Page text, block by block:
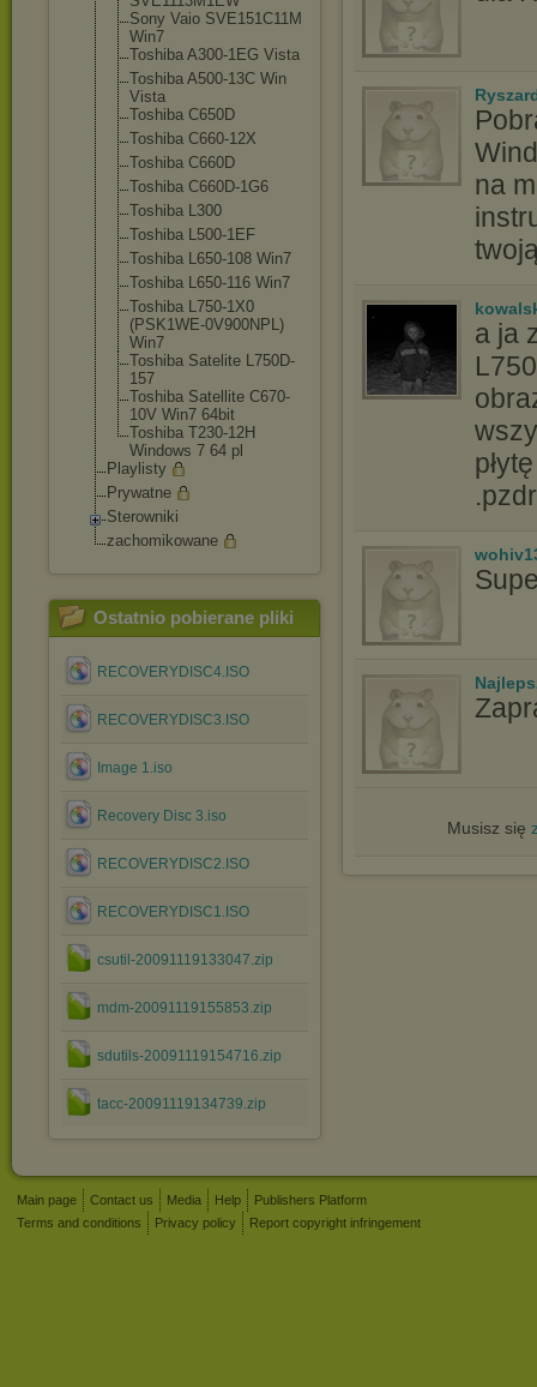
Sony Vaio SVE151C11M
Win7
Toshiba A300-1EG Vista
Toshiba A500-13C Win
Vista
Toshiba C650D
Toshiba C660-12X
Toshiba C660D
Toshiba C660D-1G6
Toshiba L300
Toshiba L500-1EF
Toshiba L650-108 Win7
Toshiba L650-116 Win7
Toshiba L750-1X0
(PSK1WE-0V900N PL)
Win7
Toshiba Satelite L750D-
157
Toshiba Satellite C670-
10V Win7 64bit
Toshiba T230-12H
Windows 7 64 pl
Playlisty
Prywatne
Sterowniki
zachomikowane
Ostatnio pobierane pliki
RECOVERYDISC4.ISO
RECOVERYDISC3.ISO
Image 1.iso
Recovery Disc 3.iso
RECOVERYDISC2.ISO
RECOVERYDISC1.ISO
csutil-20091119133047.zip
mdm-20091119155853.zip
sdutils-20091119154716.zip
tacc-20091119134739.zip
na
a ja
Musisz się
Main page Contact us Media Help
Publishers Platform
Terms and conditions
Privacy policy Report copyright infringement